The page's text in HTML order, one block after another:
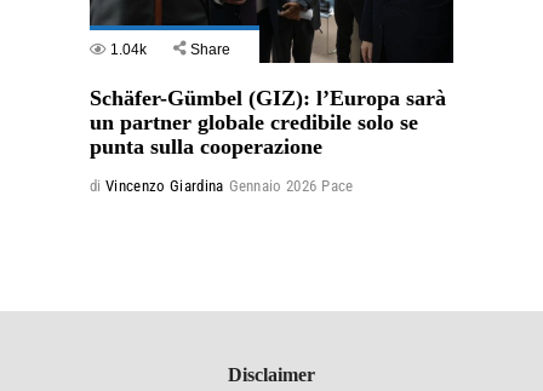
1.04k Share
Schäfer-Gümbel (GIZ): l’Europa sarà
un partner globale credibile solo se
punta sulla cooperazione
di Vincenzo Giardina Gennaio 2026 Pace
Disclaimer